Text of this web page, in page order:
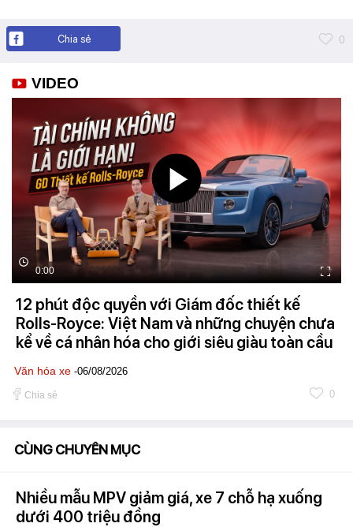
Chia sẻ 0
VIDEO
0:00
12 phút độc quyền với Giám đốc thiết kế
Rolls-Royce: Việt Nam và những chuyện chưa
kể về cá nhân hóa cho giới siêu giàu toàn cầu
Văn hóa xe -06/08/2026
Chia sẻ 0
CÙNG CHUYÊN MỤC
Nhiều mẫu MPV giảm giá, xe 7 chỗ hạ xuống
dưới 400 triệu đồng